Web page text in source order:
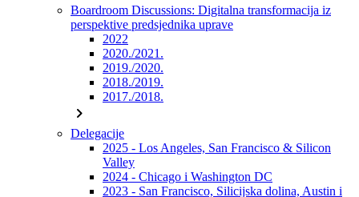
Boardroom Discussions: Digitalna transformacija iz
perspektive predsjednika uprave
2022
2020./2021.
2019./2020.
2018./2019.
2017./2018.
chevron_right
Delegacije
2025 - Los Angeles, San Francisco & Silicon
Valley
2024 - Chicago i Washington DC
2023 - San Francisco, Silicijska dolina, Austin i